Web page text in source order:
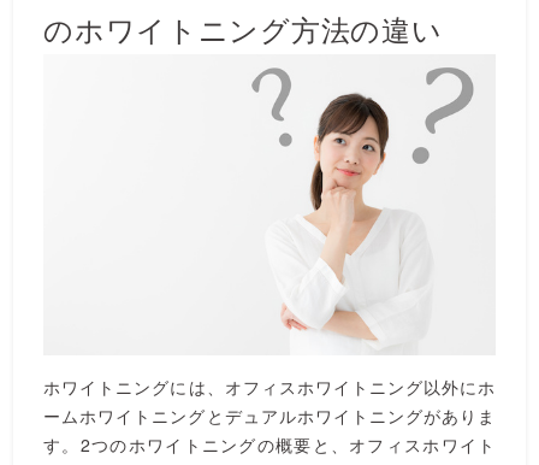
のホワイトニング方法の違い
ホワイトニングには、オフィスホワイトニング以外にホ
ームホワイトニングとデュアルホワイトニングがありま
す。2つのホワイトニングの概要と、オフィスホワイト